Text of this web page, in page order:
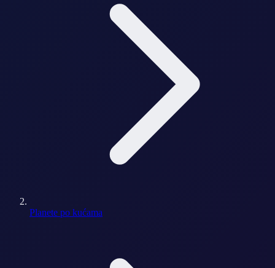
Planete po kućama